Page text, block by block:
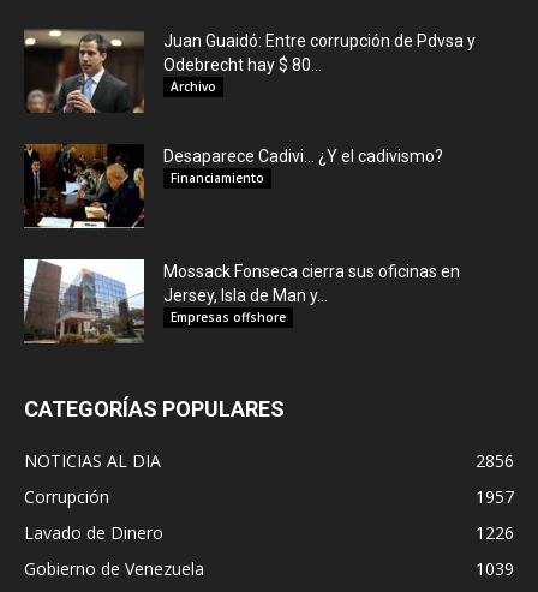
Juan Guaidó: Entre corrupción de Pdvsa y
Odebrecht hay $ 80...
Archivo
Desaparece Cadivi… ¿Y el cadivismo?
Financiamiento
Mossack Fonseca cierra sus oficinas en
Jersey, Isla de Man y...
Empresas offshore
CATEGORÍAS POPULARES
NOTICIAS AL DIA
2856
Corrupción
1957
Lavado de Dinero
1226
Gobierno de Venezuela
1039